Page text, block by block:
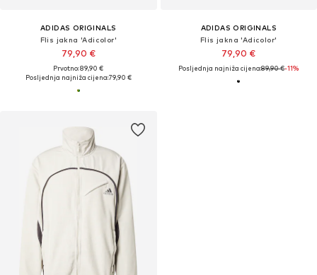
ADIDAS ORIGINALS
Flis jakna 'Adicolor'
79,90 €
Prvotno: 89,90 €
Posljednja najniža cijena:79,90 €
ADIDAS ORIGINALS
Flis jakna 'Adicolor'
79,90 €
Posljednja najniža cijena:89,90 €-11%